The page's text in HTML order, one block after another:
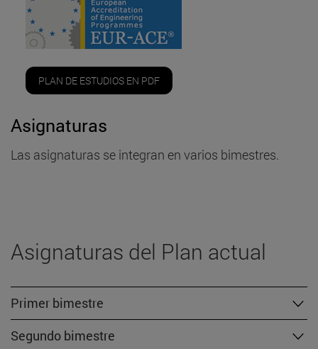
PLAN DE ESTUDIOS EN PDF
Asignaturas
Las asignaturas se integran en varios bimestres.
Asignaturas del Plan actual
Primer bimestre
Segundo bimestre